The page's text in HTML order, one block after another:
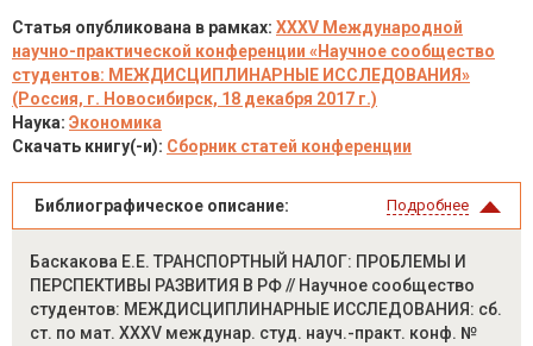
Статья опубликована в рамках: XXXV Международной
научно-практической конференции «Научное сообщество
студентов: МЕЖДИСЦИПЛИНАРНЫЕ ИССЛЕДОВАНИЯ»
(Россия, г. Новосибирск, 18 декабря 2017 г.)
Наука: Экономика
Скачать книгу(-и): Сборник статей конференции
Библиографическое описание: Подробнее
Баскакова Е.Е. ТРАНСПОРТНЫЙ НАЛОГ: ПРОБЛЕМЫ И
ПЕРСПЕКТИВЫ РАЗВИТИЯ В РФ // Научное сообщество
студентов: МЕЖДИСЦИПЛИНАРНЫЕ ИССЛЕДОВАНИЯ: сб.
ст. по мат. XXXV междунар. студ. науч.-практ. конф. №